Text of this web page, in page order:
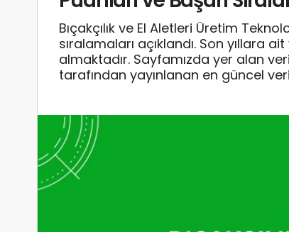
Bıçakçılık ve El Aletleri Üretim
sıralamaları açıklandı. Son yıllara
almaktadır. Sayfamızda yer alan
tarafından yayınlanan en güncel